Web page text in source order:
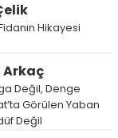
Hikayesi
Arkaç
Değil, Denge
Görülen Yaban
Değil